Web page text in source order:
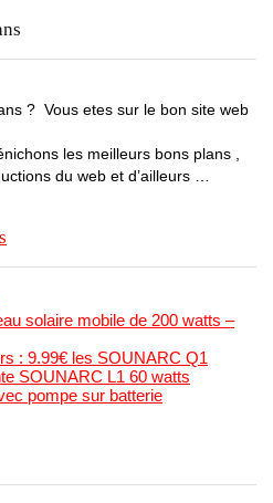
? Vous etes sur le bon site web
les meilleurs bons plans ,
du web et d’ailleurs …
solaire mobile de 200 watts –
: 9.99€ les SOUNARC Q1
SOUNARC L1 60 watts
pompe sur batterie